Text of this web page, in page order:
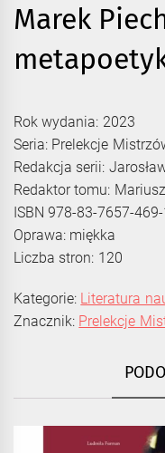
Marek
Rok wydania: 2023
Seria: Prelekcje
Redakcja serii:
Redaktor tomu:
ISBN 978-83-7657-469-
Oprawa: miękka
Liczba stron: 120
Kategorie: Literatura
Znacznik: Prelekcje